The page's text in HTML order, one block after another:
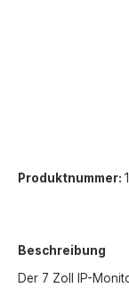
Produktnummer:
Beschreibung
Der 7 Zoll IP-